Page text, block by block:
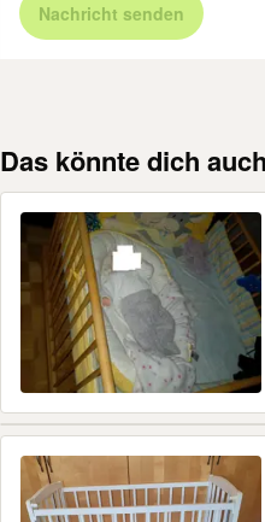
Nachricht senden
Das könnte dich